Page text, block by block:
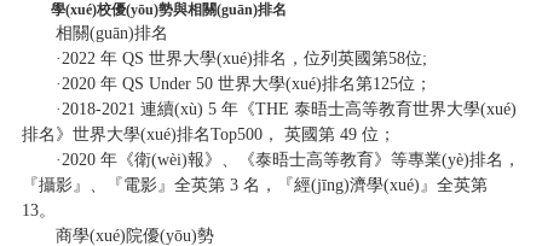
學(xué)校優(yōu)勢與相關(guān)排名
相關(guān)排名
·2022 年 QS 世界大學(xué)排名，位列英國第58位;
·2020 年 QS Under 50 世界大學(xué)排名第125位；
·2018-2021 連續(xù) 5 年《THE 泰晤士高等教育世界大學(xué)
排名》世界大學(xué)排名Top500， 英國第 49 位；
·2020 年《衛(wèi)報》、《泰晤士高等教育》等專業(yè)排名，
『攝影』、『電影』全英第 3 名，『經(jīng)濟學(xué)』全英第
13。
商學(xué)院優(yōu)勢